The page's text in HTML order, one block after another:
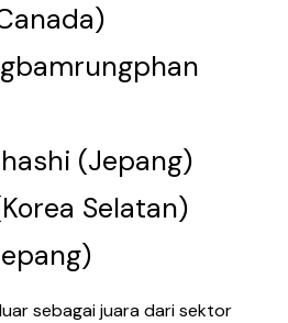
(Jepang)
Selatan)
sebagai juara dari sektor